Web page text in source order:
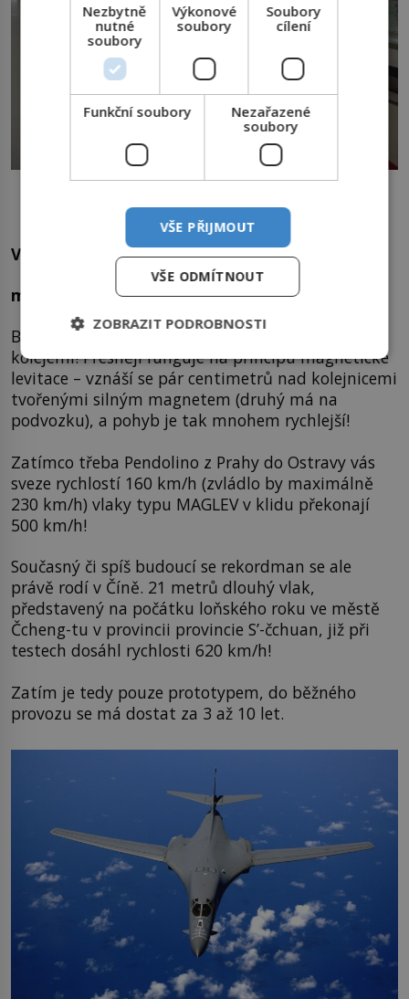
Rychlovlaky typu MAGLEV se po celou dobu jízdy vznášejí
Creative Commons / CC BY 2.0.
VLAK: 620 km/h
magnetický let
Běžný vlak jede po kolejích, supervlak ale letí nad
kolejemi! Přesněji funguje na principu magnetické
levitace – vznáší se pár centimetrů nad kolejnicemi
tvořenými silným magnetem (druhý má na
podvozku), a pohyb je tak mnohem rychlejší!
Zatímco třeba Pendolino z Prahy do Ostravy vás
sveze rychlostí 160 km/h (zvládlo by maximálně
230 km/h) vlaky typu MAGLEV v klidu překonají
500 km/h!
Současný či spíš budoucí se rekordman se ale
právě rodí v Číně. 21 metrů dlouhý vlak,
představený na počátku loňského roku ve městě
Čcheng-tu v provincii provincie S’-čchuan, již při
testech dosáhl rychlosti 620 km/h!
Zatím je tedy pouze prototypem, do běžného
provozu se má dostat za 3 až 10 let.
Nezbytně
nutné
soubory
Výkonové
soubory
Soubory
cílení
Funkční soubory
Nezařazené
soubory
VŠE PŘIJMOUT
VŠE ODMÍTNOUT
ZOBRAZIT PODROBNOSTI